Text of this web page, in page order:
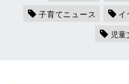
子育てニュース
イ
児